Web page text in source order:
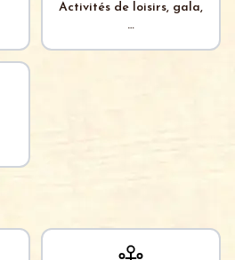
Activités de loisirs, gala,
…